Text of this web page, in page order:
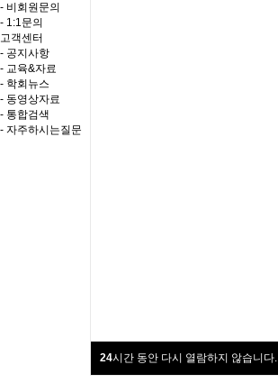
24시간 동안 다시 열람하지 않습니다.
- 비회원문의
- 1:1문의
고객센터
- 공지사항
- 교육&자료
- 학회뉴스
- 동영상자료
- 통합검색
- 자주하시는질문